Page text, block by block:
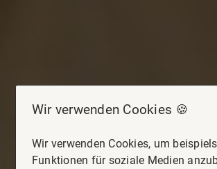
Wir verwenden Cookies 🍪
Wir verwenden Cookies, um
Funktionen für soziale Medien